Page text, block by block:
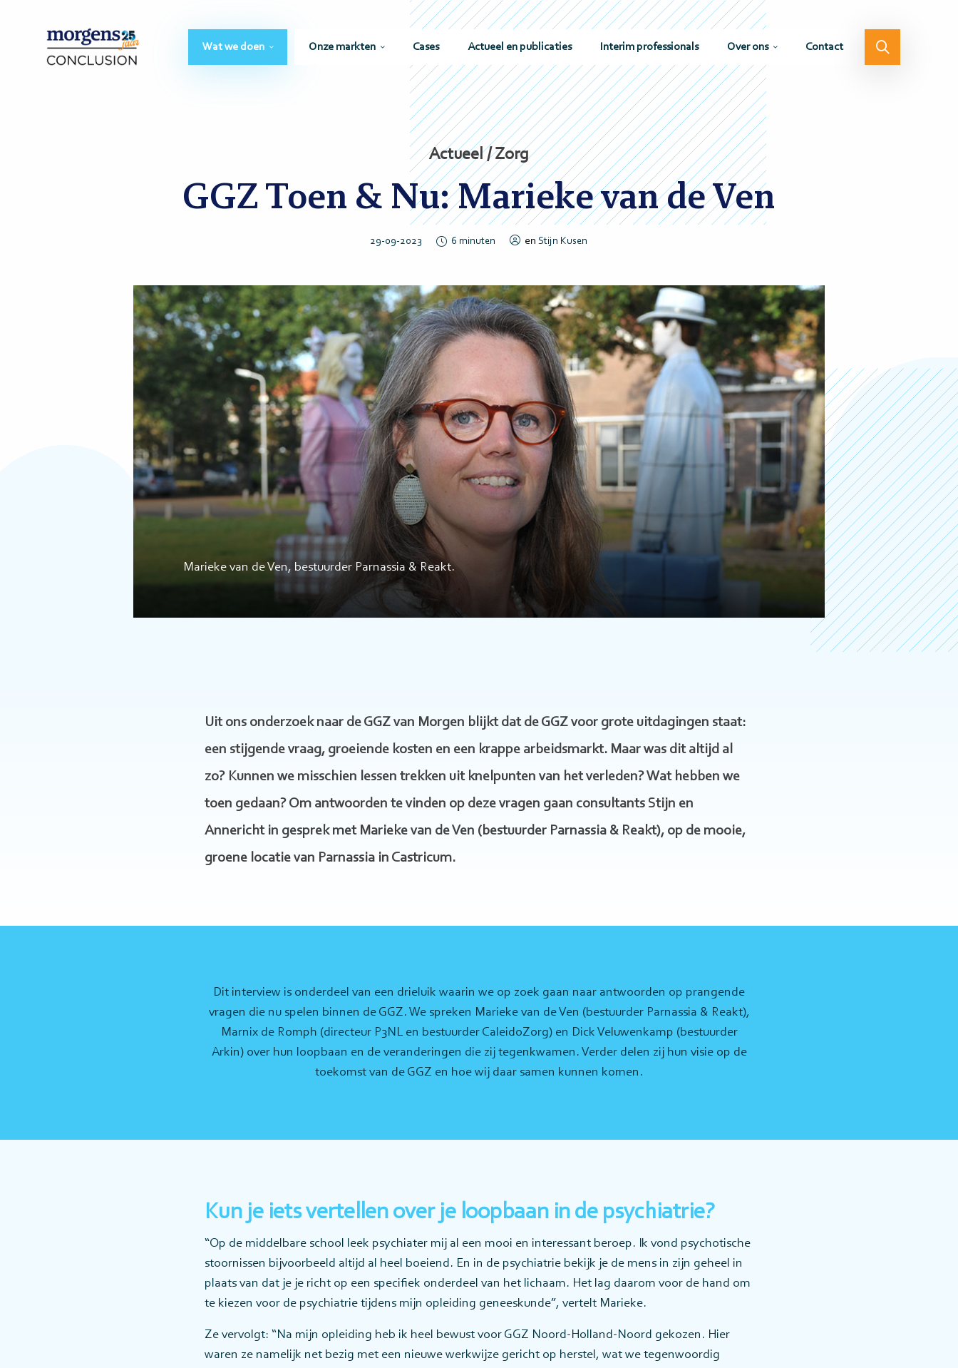
Wat we doen Onze markten Cases Actueel en publicaties Interim professionals Over ons Contact
Actueel / Zorg
GGZ Toen & Nu: Marieke van de Ven
29-09-2023 6 minuten enStijn Kusen
Marieke van de Ven, bestuurder Parnassia & Reakt.
Uit ons onderzoek naar de GGZ van Morgen blijkt dat de GGZ voor grote uitdagingen staat:
een stijgende vraag, groeiende kosten en een krappe arbeidsmarkt. Maar was dit altijd al
zo? Kunnen we misschien lessen trekken uit knelpunten van het verleden? Wat hebben we
toen gedaan? Om antwoorden te vinden op deze vragen gaan consultants Stijn en
Annericht in gesprek met Marieke van de Ven (bestuurder Parnassia & Reakt), op de mooie,
groene locatie van Parnassia in Castricum.
Dit interview is onderdeel van een drieluik waarin we op zoek gaan naar antwoorden op prangende
vragen die nu spelen binnen de GGZ. We spreken Marieke van de Ven (bestuurder Parnassia & Reakt),
Marnix de Romph (directeur P3NL en bestuurder CaleidoZorg) en Dick Veluwenkamp (bestuurder
Arkin) over hun loopbaan en de veranderingen die zij tegenkwamen. Verder delen zij hun visie op de
toekomst van de GGZ en hoe wij daar samen kunnen komen.
Kun je iets vertellen over je loopbaan in de psychiatrie?
“Op de middelbare school leek psychiater mij al een mooi en interessant beroep. Ik vond psychotische
stoornissen bijvoorbeeld altijd al heel boeiend. En in de psychiatrie bekijk je de mens in zijn geheel in
plaats van dat je je richt op een specifiek onderdeel van het lichaam. Het lag daarom voor de hand om
te kiezen voor de psychiatrie tijdens mijn opleiding geneeskunde”, vertelt Marieke.
Ze vervolgt: “Na mijn opleiding heb ik heel bewust voor GGZ Noord-Holland-Noord gekozen. Hier
waren ze namelijk net bezig met een nieuwe werkwijze gericht op herstel, wat we tegenwoordig